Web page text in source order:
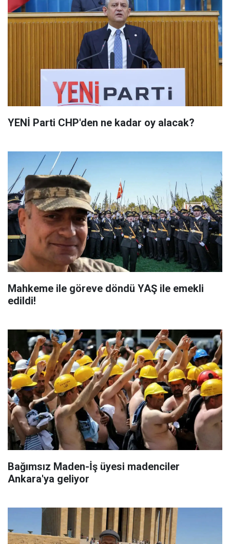
YENİ Parti CHP'den ne kadar oy alacak?
Mahkeme ile göreve döndü YAŞ ile emekli
edildi!
Bağımsız Maden-İş üyesi madenciler
Ankara'ya geliyor